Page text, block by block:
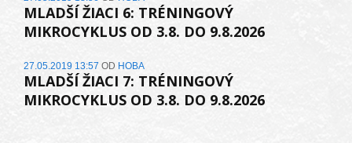
MLADŠÍ ŽIACI 6: TRÉNINGOVÝ
MIKROCYKLUS OD 3.8. DO 9.8.2026
27.05.2019 13:57 OD HOBA
MLADŠÍ ŽIACI 7: TRÉNINGOVÝ
MIKROCYKLUS OD 3.8. DO 9.8.2026